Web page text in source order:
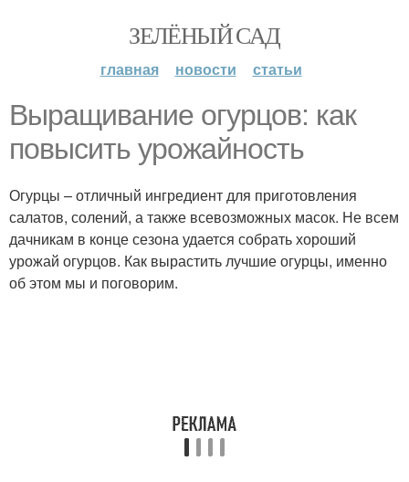
ЗЕЛЁНЫЙ САД
главная новости статьи
Выращивание огурцов: как
повысить урожайность
Огурцы – отличный ингредиент для приготовления
салатов, солений, а также всевозможных масок. Не всем
дачникам в конце сезона удается собрать хороший
урожай огурцов. Как вырастить лучшие огурцы, именно
об этом мы и поговорим.